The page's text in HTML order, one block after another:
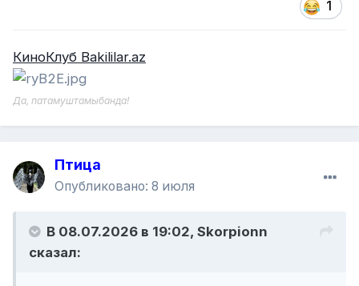
1
КиноКлуб Bakililar.az
Да, патамуштамыбанда!
Птица
Опубликовано: 8 июля
В 08.07.2026 в 19:02, Skorpionn
сказал: